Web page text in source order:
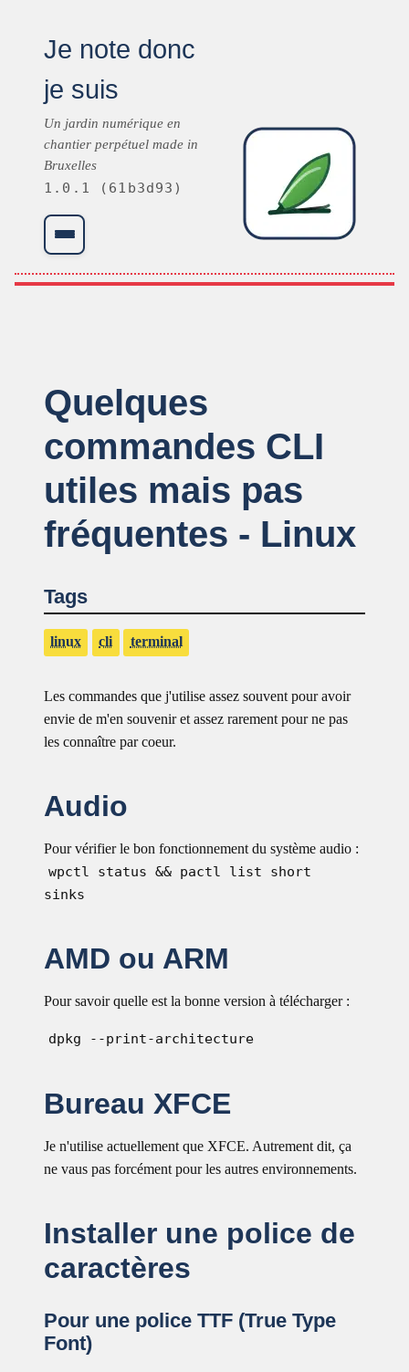
Je note donc
je suis
Un jardin numérique en
chantier perpétuel made in
Bruxelles
1.0.1 (61b3d93)
Menu
Quelques
commandes CLI
utiles mais pas
fréquentes - Linux
Tags
linux cli terminal
Les commandes que j'utilise assez souvent pour avoir
envie de m'en souvenir et assez rarement pour ne pas
les connaître par coeur.
Audio
Pour vérifier le bon fonctionnement du système audio :
wpctl status && pactl list short
sinks
AMD ou ARM
Pour savoir quelle est la bonne version à télécharger :
dpkg --print-architecture
Bureau XFCE
Je n'utilise actuellement que XFCE. Autrement dit, ça
ne vaus pas forcément pour les autres environnements.
Installer une police de
caractères
Pour une police TTF (True Type
Font)